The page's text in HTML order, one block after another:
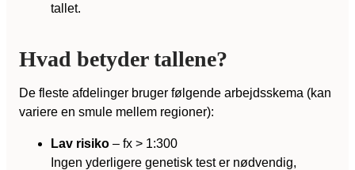
tallet.
Hvad betyder tallene?
De fleste afdelinger bruger følgende arbejdsskema (kan
variere en smule mellem regioner):
Lav risiko – fx > 1:300
Ingen yderligere genetisk test er nødvendig,